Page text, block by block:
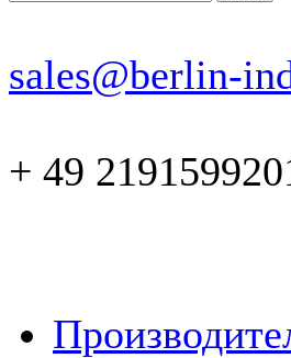
sales@berlin-
+ 49